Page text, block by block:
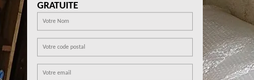
GRATUITE